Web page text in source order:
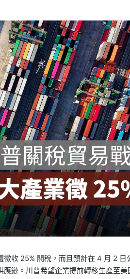
收 25% 關稅，而且預計在 4 月 2 日
應鏈。川普希望企業提前轉移生產至